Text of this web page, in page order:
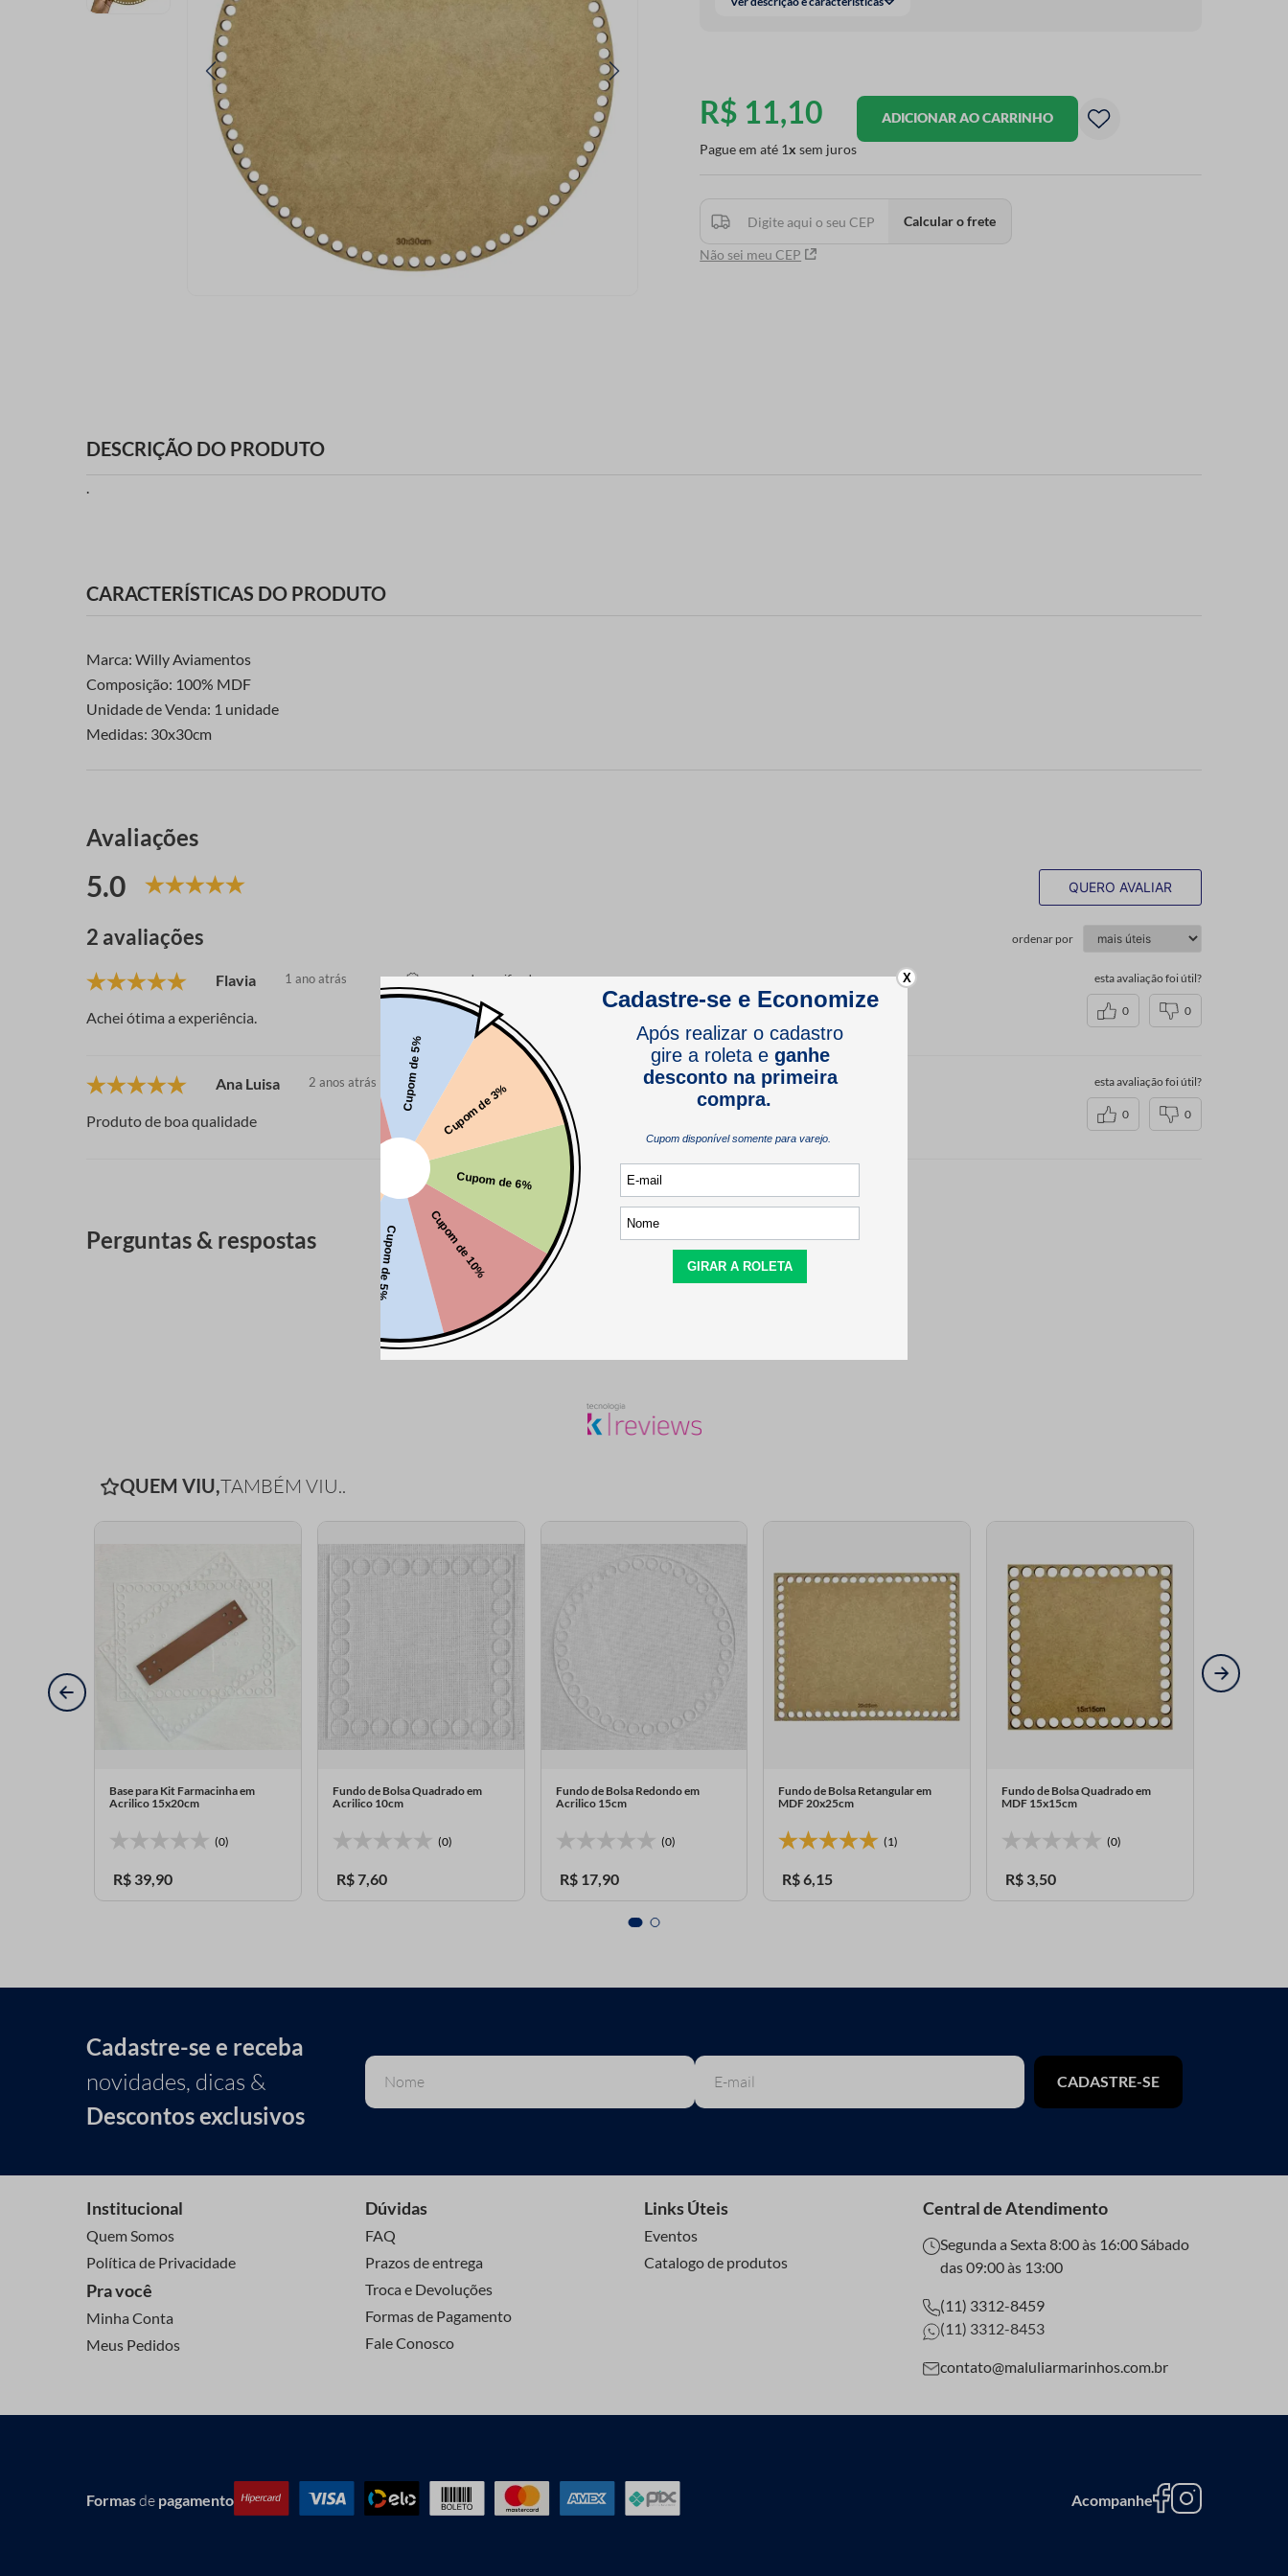
R$ 11,10
Pague em até 1 sem juros
ADICIONAR AO CARRINHO
Não sei meu CEP
Calcular o frete
DESCRIÇÃO DO PRODUTO
.
CARACTERÍSTICAS DO PRODUTO
Marca: Willy Aviamentos
Composição: 100% MDF
Unidade de Venda: 1 unidade
Medidas: 30x30cm
Avaliações
5.0 QUERO AVALIAR
2 avaliações ordenar por
Flavia 1 ano atrás comprador verificado
Achei ótima a experiência.
esta avaliação foi útil?
0 0
Ana Luisa 2 anos atrás comprador verificado
Produto de boa qualidade
esta avaliação foi útil?
0 0
Perguntas & respostas
Este produto ainda não tem perguntas
QUEM VIU,TAMBÉM VIU..
Base para Kit Farmacinha em
Acrilico 15x20cm
(0)
R$ 39,90
Fundo de Bolsa Quadrado em
Acrilico 10cm
(0)
R$7,60
Fundo de Bolsa Redondo em
Acrilico 15cm
(0)
R$ 17,90
Fundo de Bolsa Retangular em
MDF 20x25cm
(1)
R$6,15
Fundo de Bolsa Quadrado em
MDF 15x15cm
(0)
R$ 3,50
Cadastre-se e receba
novidades, dicas &
Descontos exclusivos
CADASTRE-SE
Institucional
Quem Somos
Política de Privacidade
Pra você
Minha Conta
Meus Pedidos
Dúvidas
FAQ
Prazos de entrega
Troca e Devoluções
Formas de Pagamento
Fale Conosco
Links Úteis
Eventos
Catalogo de produtos
Central de Atendimento
Segunda a Sexta 8:00 às 16:00 Sábado
das 09:00 às 13:00
(11) 3312-8459
(11) 3312-8453
contato@maluliarmarinhos.com.br
Formasde pagamento Acompanhe
X
passamanaria